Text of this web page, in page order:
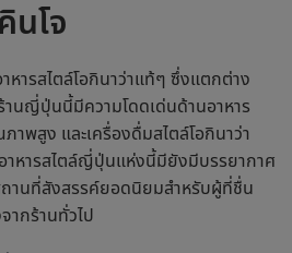
นโจ
หารสไตล์โอกินาว่าแท้ๆ ซึ่งแตกต่าง
านญี่ปุ่นนี้มีความโดดเด่นด้านอาหาร
าพสูง และเครื่องดื่มสไตล์โอกินาว่า
าหารสไตล์ญี่ปุ่นแห่งนี้มียังมีบรรยากาศ
ถานที่สังสรรค์ยอดนิยมสำหรับผู้ที่ชื่น
กร้านทั่วไป